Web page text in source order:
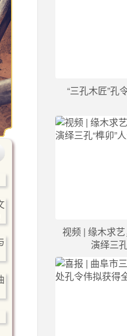
“三孔木匠”孔
视频 | 缘木求
演绎三